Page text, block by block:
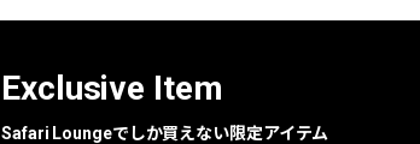
フォーカスブランド
Exclusive Item
Safari Loungeでしか買えない限定アイテム